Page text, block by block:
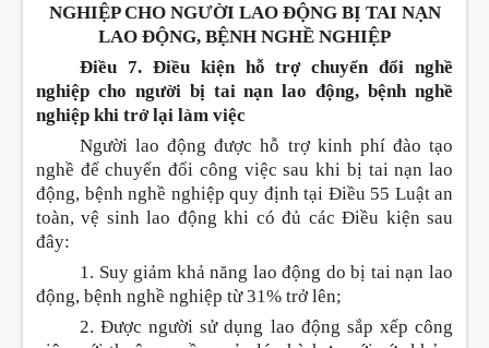
NGHIỆP CHO NGƯỜI LAO ĐỘNG BỊ TAI NẠN
LAO ĐỘNG, BỆNH NGHỀ NGHIỆP
Điều 7. Điều kiện hỗ trợ chuyển đổi nghề
nghiệp cho người bị tai nạn lao động, bệnh nghề
nghiệp khi trở lại làm việc
Người lao động được hỗ trợ kinh phí đào tạo
nghề để chuyển đổi công việc sau khi bị tai nạn lao
động, bệnh nghề nghiệp quy định tại Điều 55 Luật an
toàn, vệ sinh lao động khi có đủ cácĐiều kiện sau
đây:
1. Suy giảm khả năng lao động do bị tai nạn lao
động, bệnh nghề nghiệp từ 31% trở lên;
2. Được người sử dụng lao động sắp xếp công